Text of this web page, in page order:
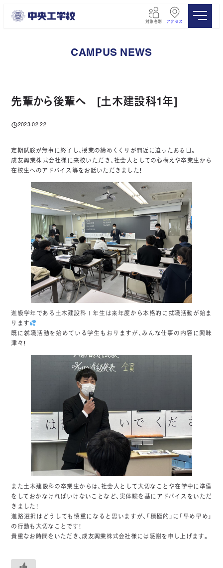
対象者別 アクセス
CAMPUS NEWS
先輩から後輩へ [土木建設科1年]
投稿日
2023.02.22
定期試験が無事に終了し、授業の締めくくりが間近に迫ったある日。
成友興業株式会社様に来校いただき、社会人としての心構えや卒業生から
在校生へのアドバイス等をお話いただきました！
進級学年である土木建設科１年生は来年度から本格的に就職活動が始ま
ります
既に就職活動を始めている学生もおりますが、みんな仕事の内容に興味
津々！
また土木建設科の卒業生からは、社会人として大切なことや在学中に準備
をしておかなければいけないことなど、実体験を基にアドバイスをいただ
きました！
進路選択はどうしても慎重になると思いますが、「積極的」に「早め早め」
の行動も大切なことです！
貴重なお時間をいただき、成友興業株式会社様には感謝を申し上げます。